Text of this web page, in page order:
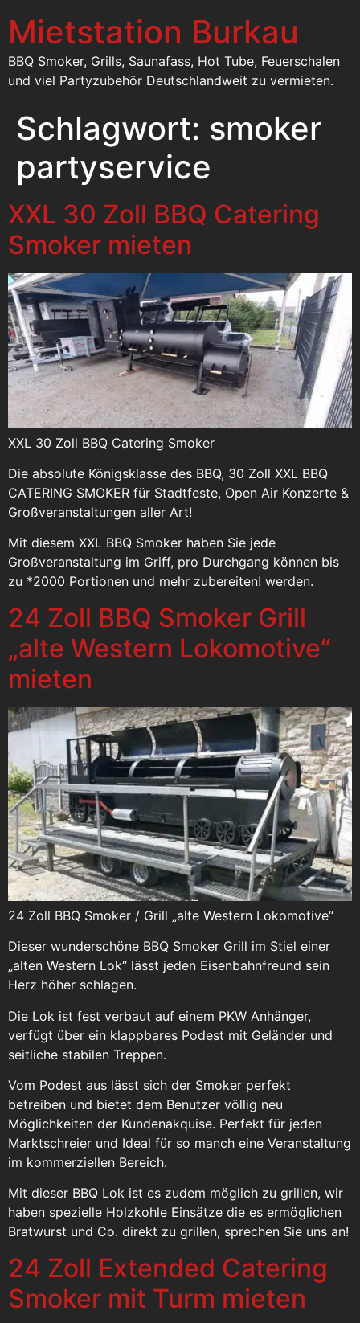
Mietstation Burkau
BBQ Smoker, Grills, Saunafass, Hot Tube, Feuerschalen
und viel Partyzubehör Deutschlandweit zu vermieten.
Schlagwort: smoker
partyservice
XXL 30 Zoll BBQ Catering
Smoker mieten
XXL 30 Zoll BBQ Catering Smoker
Die absolute Königsklasse des BBQ, 30 Zoll XXL BBQ
CATERING SMOKER für Stadtfeste, Open Air Konzerte &
Großveranstaltungen aller Art!
Mit diesem XXL BBQ Smoker haben Sie jede
Großveranstaltung im Griff, pro Durchgang können bis
zu *2000 Portionen und mehr zubereiten! werden.
24 Zoll BBQ Smoker Grill
„alte Western Lokomotive“
mieten
24 Zoll BBQ Smoker / Grill „alte Western Lokomotive“
Dieser wunderschöne BBQ Smoker Grill im Stiel einer
„alten Western Lok“ lässt jeden Eisenbahnfreund sein
Herz höher schlagen.
Die Lok ist fest verbaut auf einem PKW Anhänger,
verfügt über ein klappbares Podest mit Geländer und
seitliche stabilen Treppen.
Vom Podest aus lässt sich der Smoker perfekt
betreiben und bietet dem Benutzer völlig neu
Möglichkeiten der Kundenakquise. Perfekt für jeden
Marktschreier und Ideal für so manch eine Veranstaltung
im kommerziellen Bereich.
Mit dieser BBQ Lok ist es zudem möglich zu grillen, wir
haben spezielle Holzkohle Einsätze die es ermöglichen
Bratwurst und Co. direkt zu grillen, sprechen Sie uns an!
24 Zoll Extended Catering
Smoker mit Turm mieten